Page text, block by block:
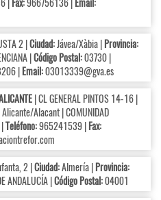
2 |Ciudad:Jávea/Xàbia |Provincia:
|Código Postal:03730 |
|Email:03013339@gva.es
| CL GENERAL PINTOS 14-16 |
Alicante/Alacant | COMUNIDAD
Teléfono:965241539 |Fax:
2 |Ciudad:Almería |Provincia:
ANDALUCÍA |Código Postal:04001